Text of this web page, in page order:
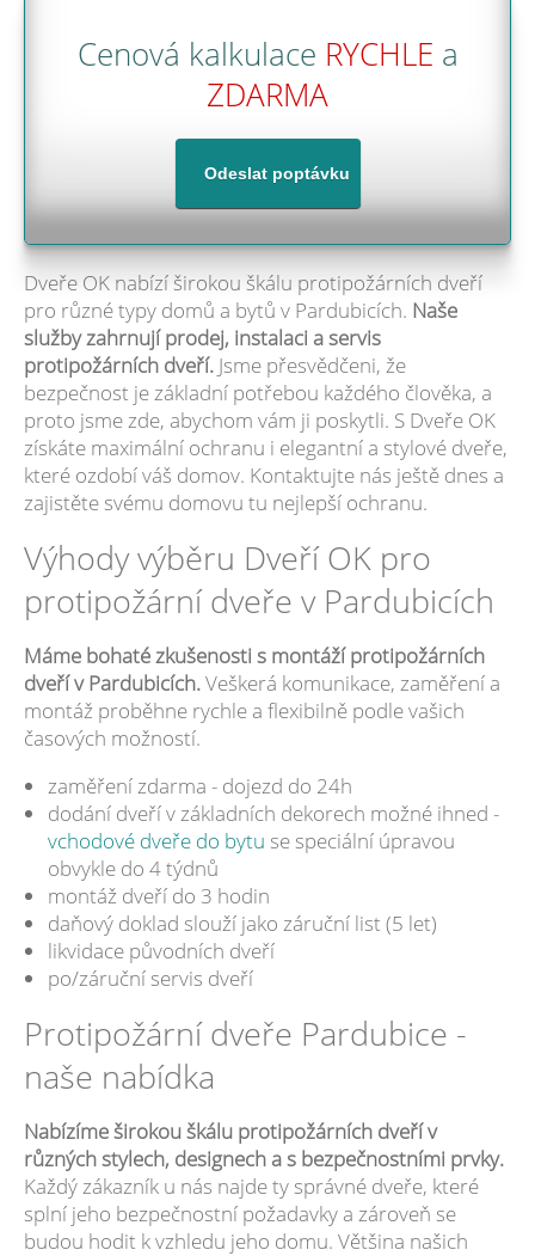
Cenová kalkulace RYCHLE a
ZDARMA
Dveře OK nabízí širokou škálu protipožárních dveří
pro různé typy domů a bytů v Pardubicích. Naše
služby zahrnují prodej, instalaci a servis
protipožárních dveří. Jsme přesvědčeni, že
bezpečnost je základní potřebou každého člověka, a
proto jsme zde, abychom vám ji poskytli. S Dveře OK
získáte maximální ochranu i elegantní a stylové dveře,
které ozdobí váš domov. Kontaktujte nás ještě dnes a
zajistěte svému domovu tu nejlepší ochranu.
Výhody výběru Dveří OK pro
protipožární dveře v Pardubicích
Máme bohaté zkušenosti s montáží protipožárních
dveří v Pardubicích.Veškerá komunikace, zaměření a
montáž proběhne rychle a flexibilně podle vašich
časových možností.
zaměření zdarma - dojezd do 24h
dodání dveří v základních dekorech možné ihned -
vchodové dveře do bytu se speciální úpravou
obvykle do 4 týdnů
montáž dveří do 3 hodin
daňový doklad slouží jako záruční list (5 let)
likvidace původních dveří
po/záruční servis dveří
Protipožární dveře Pardubice -
naše nabídka
Nabízíme širokou škálu protipožárních dveří v
různých stylech, designech a s bezpečnostními prvky.
Každý zákazník u nás najde ty správné dveře, které
splní jeho bezpečnostní požadavky a zároveň se
budou hodit k vzhledu jeho domu. Většina našich